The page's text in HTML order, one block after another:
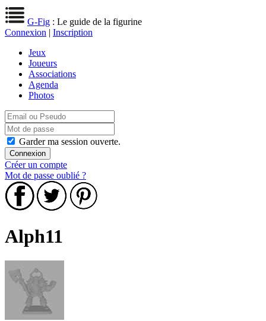
G-Fig : Le guide de la figurine
Connexion | Inscription
Jeux
Joueurs
Associations
Agenda
Photos
Garder ma session ouverte.
Créer un compte
Mot de passe oublié ?
Alph11